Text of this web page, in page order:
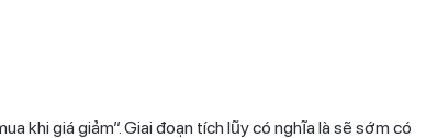
khi giá giảm”. Giai đoạn tích lũy có nghĩa là sẽ sớm có